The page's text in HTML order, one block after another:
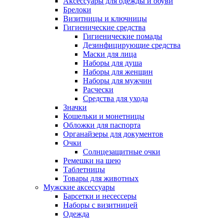
Брелоки
Визитницы и ключницы
Гигиенические средства
Гигиенические помады
Дезинфицирующие средства
Маски для лица
Наборы для душа
Наборы для женщин
Наборы для мужчин
Расчески
Средства для ухода
Значки
Кошельки и монетницы
Обложки для паспорта
Органайзеры для документов
Очки
Солнцезащитные очки
Ремешки на шею
Таблетницы
Товары для животных
Мужские аксессуары
Барсетки и несессеры
Наборы с визитницей
Одежда